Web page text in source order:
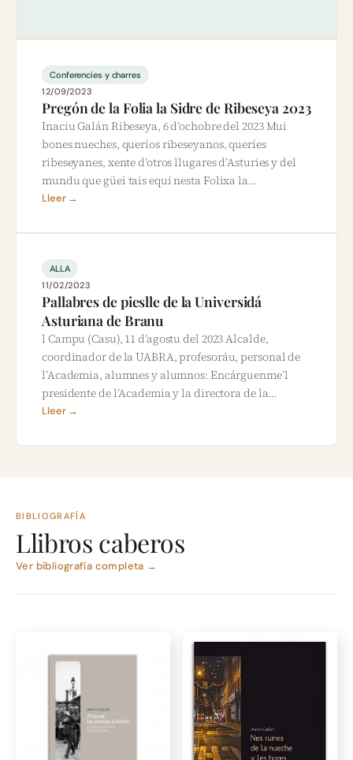
Conferencies y charres
12/09/2023
Pregón de la Folia la Sidre de Ribeseya 2023
Inaciu Galán Ribeseya, 6 d’ochobre del 2023 Mui
bones nueches, queríos ribeseyanos, queríes
ribeseyanes, xente d’otros llugares d’Asturies y del
mundu que güei tais equí nesta Folixa la…
Lleer →
ALLA
11/02/2023
Pallabres de pieslle de la Universidá
Asturiana de Branu
l Campu (Casu), 11 d’agostu del 2023 Alcalde,
coordinador de la UABRA, profesoráu, personal de
l’Academia, alumnes y alumnos: Encárguenme’l
presidente de l’Academia y la directora de la…
Lleer →
BIBLIOGRAFÍA
Llibros caberos
Ver bibliografía completa →